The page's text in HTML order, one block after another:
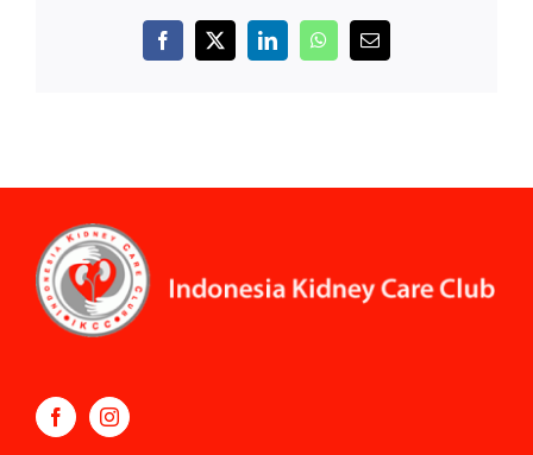
Facebook
X LinkedInWhatsApp
Email